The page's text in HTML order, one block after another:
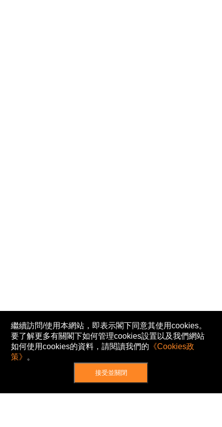
繼續訪問/使用本網站，即表示閣下同意其使用cookies。
要了解更多有關閣下如何管理cookies設置以及我們網站
如何使用cookies的資料，請閱讀我們的 《Cookies政
策》 。
接受並關閉